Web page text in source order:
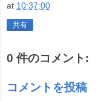
at 10:37:00
共有
0 件のコメント:
コメントを投稿